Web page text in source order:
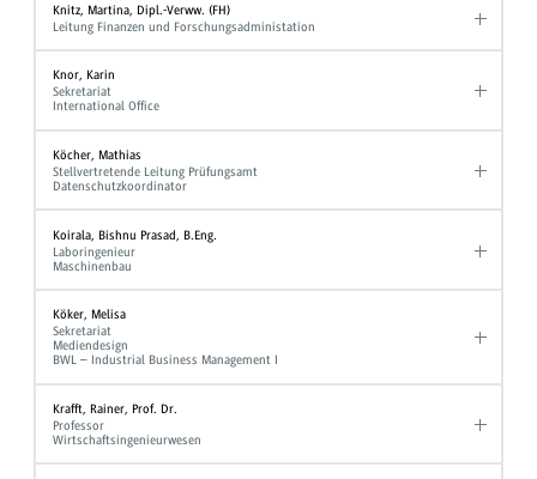
Knitz, Martina, Dipl.-Verww. (FH)
Leitung Finanzen und Forschungsadministation
Knor, Karin
Sekretariat
International Office
Köcher, Mathias
Stellvertretende Leitung Prüfungsamt
Datenschutzkoordinator
Koirala, Bishnu Prasad, B.Eng.
Laboringenieur
Maschinenbau
Köker, Melisa
Sekretariat
Mediendesign
BWL – Industrial Business Management I
Krafft, Rainer, Prof. Dr.
Professor
Wirtschaftsingenieurwesen